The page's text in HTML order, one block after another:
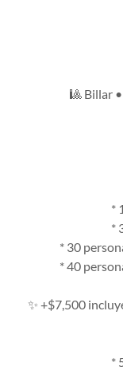
🎱 Billar
*
*
* 30
* 40
✨ +$7,500
*